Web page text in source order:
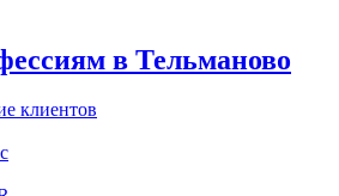
в Тельманово
клиентов